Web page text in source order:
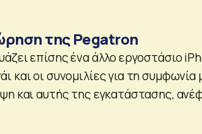
της Pegatron
επίσης ένα άλλο εργοστάσιο
και οι συνομιλίες για τη συμφωνία
και αυτής της εγκατάστασης,